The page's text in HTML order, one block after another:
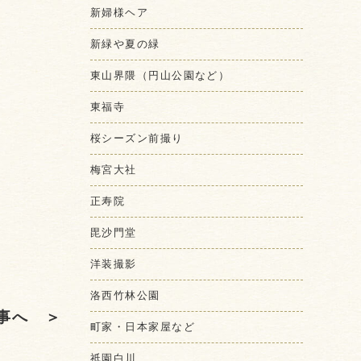
へ ＞
新婦様ヘア
新緑や夏の緑
東山界隈（円山公園など）
東福寺
桜シーズン前撮り
梅宮大社
正寿院
毘沙門堂
洋装撮影
洛西竹林公園
町家・日本家屋など
祇園白川